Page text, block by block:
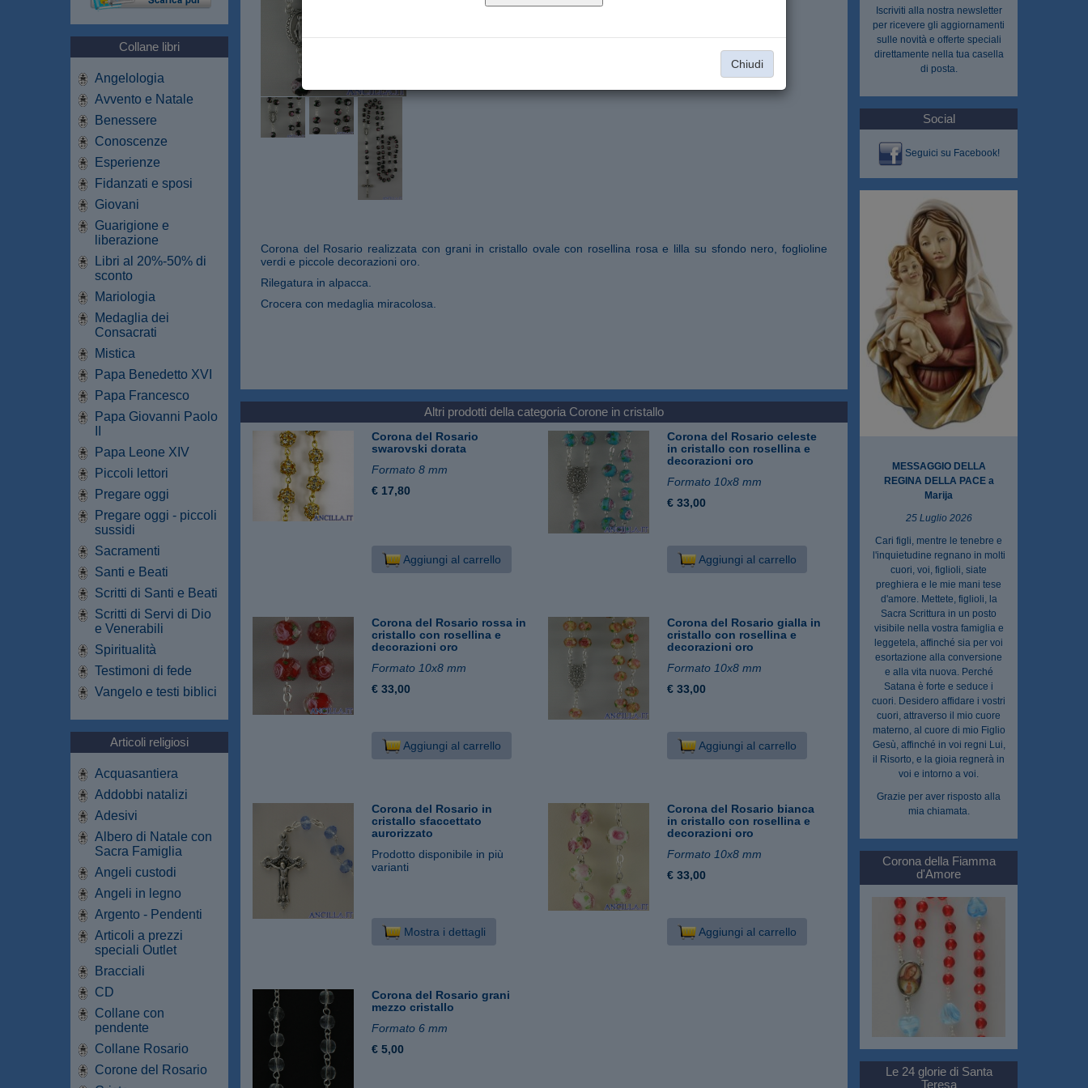
Chiudi
Collane libri
Angelologia
Avvento e Natale
Benessere
Conoscenze
Esperienze
Fidanzati e sposi
Giovani
Guarigione e
liberazione
Libri al 20%-50% di
sconto
Mariologia
Medaglia dei
Consacrati
Mistica
Papa Benedetto XVI
Papa Francesco
Papa Giovanni Paolo
Papa Leone XIV
Piccoli lettori
Pregare oggi
Pregare oggi - piccoli
sussidi
Sacramenti
Santi e Beati
Scritti di Santi e Beati
Scritti di Servi di Dio
e Venerabili
Spiritualità
Testimoni di fede
Vangelo e testi biblici
Articoli religiosi
Acquasantiera
Addobbi natalizi
Adesivi
Albero di Natale con
Sacra Famiglia
Angeli custodi
Angeli in legno
Argento - Pendenti
Articoli a prezzi
speciali Outlet
Bracciali
CD
Collane con
pendente
Collane Rosario
Corone del Rosario
Materiale:Cristallo ovale
Corona del Rosario realizzata con grani in cristallo ovale con rosellina rosa e lilla su sfondo nero, foglioline
verdi e piccole decorazioni oro.
Rilegatura in alpacca.
Crocera con medaglia miracolosa.
Altri prodotti della categoria Corone in cristallo
Corona del Rosario
swarovski dorata
Formato 8 mm
€ 17,80
Aggiungi al carrello
Corona del Rosario celeste
in cristallo con rosellina e
decorazioni oro
Formato 10x8 mm
€ 33,00
Aggiungi al carrello
Corona del Rosario rossa in
cristallo con rosellina e
decorazioni oro
Formato 10x8 mm
€ 33,00
Aggiungi al carrello
Corona del Rosario gialla in
cristallo con rosellina e
decorazioni oro
Formato 10x8 mm
€ 33,00
Aggiungi al carrello
Corona del Rosario in
cristallo sfaccettato
aurorizzato
Prodotto disponibile in più
varianti
Mostra i dettagli
Corona del Rosario bianca
in cristallo con rosellina e
decorazioni oro
Formato 10x8 mm
€ 33,00
Aggiungi al carrello
Corona del Rosario grani
mezzo cristallo
Formato 6 mm
€ 5,00
Iscriviti alla nostra newsletter
per ricevere gli aggiornamenti
sulle novità e offerte speciali
direttamente nella tua casella
di posta.
Social
Seguici su Facebook!
MESSAGGIO DELLA
REGINA DELLA PACE a
Marija
25 Luglio 2026
Cari figli, mentre le tenebre e
l'inquietudine regnano in molti
cuori, voi, figlioli, siate
preghiera e le mie mani tese
d'amore. Mettete, figlioli, la
Sacra Scrittura in un posto
visibile nella vostra famiglia e
leggetela, affinché sia per voi
esortazione alla conversione
e alla vita nuova. Perché
Satana è forte e seduce i
cuori. Desidero affidare i vostri
cuori, attraverso il mio cuore
materno, al cuore di mio Figlio
Gesù, affinché in voi regni Lui,
il Risorto, e la gioia regnerà in
voi e intorno a voi.
Grazie per aver risposto alla
mia chiamata.
Corona della Fiamma
d'Amore
Le 24 glorie di Santa
Teresa